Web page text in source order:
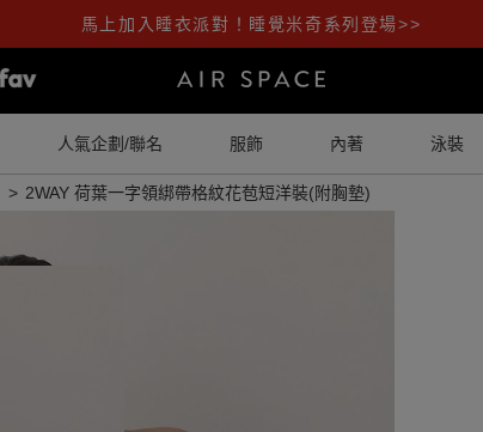
馬上加入睡衣派對！睡覺米奇系列登場>>
人氣企劃/聯名 服飾 內著 泳裝
2WAY 荷葉一字領綁帶格紋花苞短洋裝(附胸墊)